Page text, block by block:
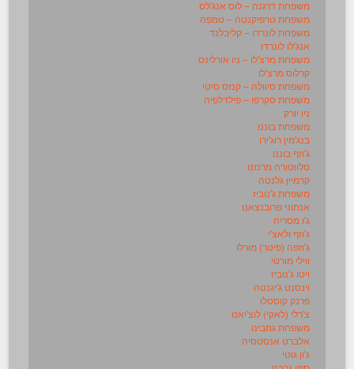
משפחת דרגנה – לוס אנג'לס
משפחת טרפיקנטה – טמפה
משפחת לונרדו – קליבלנד
אנג'לו לונרדו
משפחת מרצ'לו – ניו אורלינס
קרלוס מרצ'לו
משפחת סיוולה – קנזס סיטי
משפחת סקרפו – פילדלפיה
ניו יורק
משפחת בוננו
בנג'מין רוג'ירו
ג'וזף בוננו
סלווטורה מרנזנו
קרמיין גלנטה
משפחת ג'נוביז
אנתוני פרובנצאנו
ג'ו מסריה
ג'וזף ולאצ'י
ג'וזפה (פיטר) מורלו
ווילי מורטי
ויטו ג'נוביז
וינסנט ג'יגנטה
פרנק קוסטלו
צ'רלי (לאקי) לוצ'יאנו
משפחת גמבינו
אלברט אנסטסיה
ג'ון גוטי